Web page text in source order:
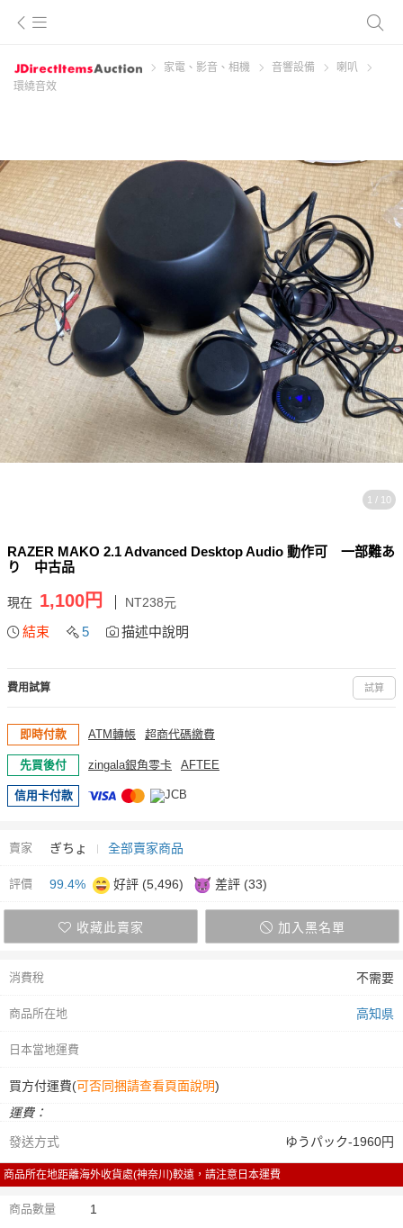
家電、影音、相機 音響設備
喇叭
環繞音效
1 / 10
RAZER MAKO 2.1 Advanced Desktop Audio 動作可 一部難あ
り 中古品
現在 1,100円 NT238元
結束 5 描述中說明
費用試算 試算
即時付款 ATM轉帳 超商代碼繳費
先買後付 zingala銀角零卡 AFTEE
信用卡付款
賣家 ぎちょ 全部賣家商品
評價 99.4% 好評 (5,496) 差評 (33)
收藏此賣家 加入黑名單
消費稅 不需要
商品所在地 高知県
日本當地運費
買方付運費(可否同捆請查看頁面說明)
運費：
發送方式
ゆうパック-1960円
商品所在地距離海外收貨處(神奈川)較遠，請注意日本運費
商品數量 1